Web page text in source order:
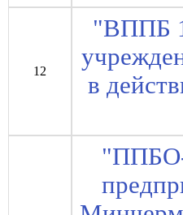
12
"ВППБ
в
"ППБО-